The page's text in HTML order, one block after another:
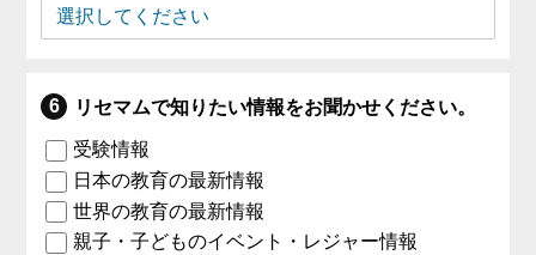
リセマムで知りたい情報をお聞かせください。
受験情報
日本の教育の最新情報
世界の教育の最新情報
親子・子どものイベント・レジャー情報